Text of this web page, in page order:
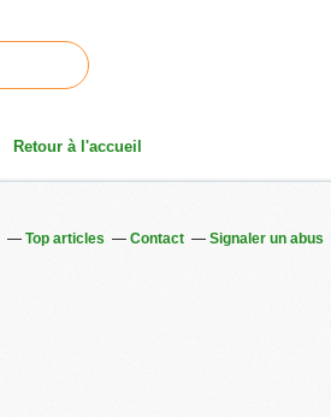
Retour à l'accueil
Top articles Contact Signaler un abus